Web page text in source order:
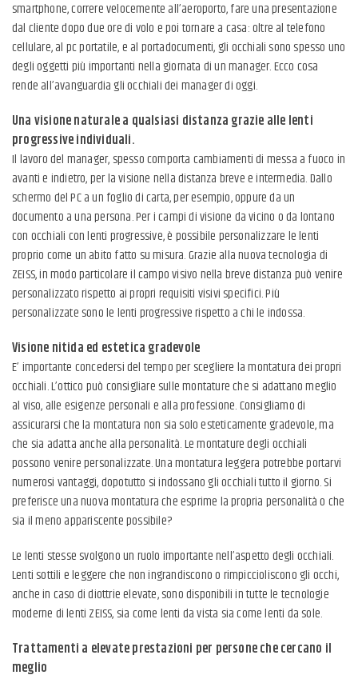
smartphone, correre velocemente all’aeroporto, fare una presentazione
dal cliente dopo due ore di volo e poi tornare a casa: oltre al telefono
cellulare, al pc portatile, e al portadocumenti, gli occhiali sono spesso uno
degli oggetti più importanti nella giornata di un manager. Ecco cosa
rende all’avanguardia gli occhiali dei manager di oggi.
Una visione naturale a qualsiasi distanza grazie alle lenti
progressive individuali.
Il lavoro del manager, spesso comporta cambiamenti di messa a fuoco in
avanti e indietro, per la visione nella distanza breve e intermedia. Dallo
schermo del PC a un foglio di carta, per esempio, oppure da un
documento a una persona. Per i campi di visione da vicino o da lontano
con occhiali con lenti progressive, è possibile personalizzare le lenti
proprio come un abito fatto su misura. Grazie alla nuova tecnologia di
ZEISS, in modo particolare il campo visivo nella breve distanza può venire
personalizzato rispetto ai propri requisiti visivi specifici. Più
personalizzate sono le lenti progressive rispetto a chi le indossa.
Visione nitida ed estetica gradevole
E’ importante concedersi del tempo per scegliere la montatura dei propri
occhiali. L’ottico può consigliare sulle montature che si adattano meglio
al viso, alle esigenze personali e alla professione. Consigliamo di
assicurarsi che la montatura non sia solo esteticamente gradevole, ma
che sia adatta anche alla personalità. Le montature degli occhiali
possono venire personalizzate. Una montatura leggera potrebbe portarvi
numerosi vantaggi, dopotutto si indossano gli occhiali tutto il giorno. Si
preferisce una nuova montatura che esprime la propria personalità o che
sia il meno appariscente possibile?
Le lenti stesse svolgono un ruolo importante nell’aspetto degli occhiali.
Lenti sottili e leggere che non ingrandiscono o rimpiccioliscono gli occhi,
anche in caso di diottrie elevate, sono disponibili in tutte le tecnologie
moderne di lenti ZEISS, sia come lenti da vista sia come lenti da sole.
Trattamenti a elevate prestazioni per persone che cercano il
meglio